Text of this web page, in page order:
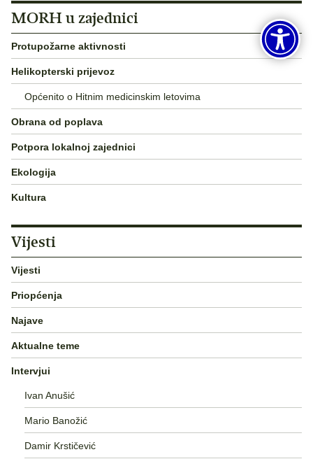
MORH u zajednici
Protupožarne aktivnosti
Helikopterski prijevoz
Općenito o Hitnim medicinskim letovima
Obrana od poplava
Potpora lokalnoj zajednici
Ekologija
Kultura
Vijesti
Vijesti
Priopćenja
Najave
Aktualne teme
Intervjui
Ivan Anušić
Mario Banožić
Damir Krstičević